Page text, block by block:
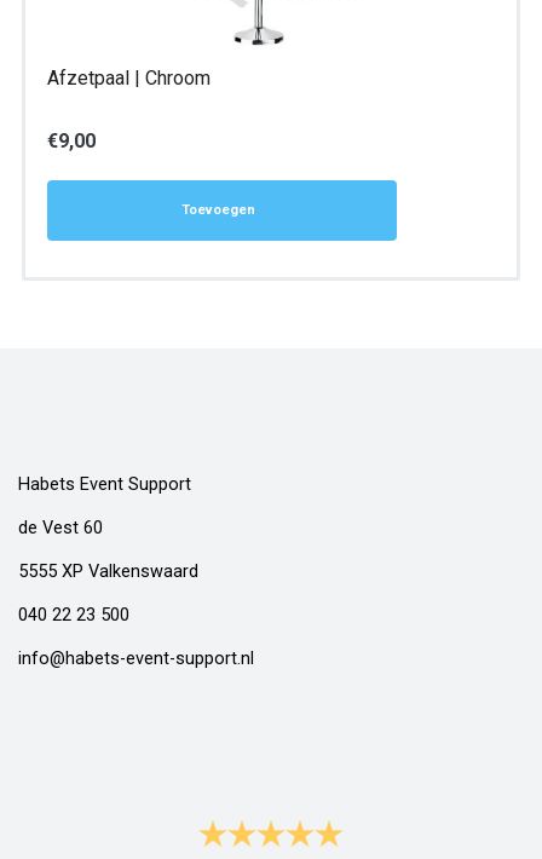
Afzetpaal | Chroom
€9,00
Toevoegen
Habets Event Support
de Vest 60
5555 XP Valkenswaard
040 22 23 500
info@habets-event-support.nl